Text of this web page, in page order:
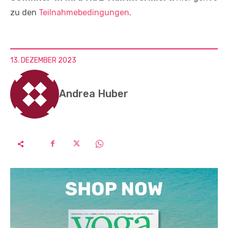
zu den Teilnahmebedingungen.
13. DEZEMBER 2023
Andrea Huber